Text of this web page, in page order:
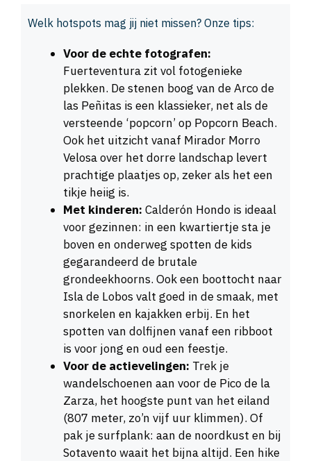
Welk hotspots mag jij niet missen? Onze tips:
Voor de echte fotografen:
Fuerteventura zit vol fotogenieke
plekken. De stenen boog van de Arco de
las Peñitas is een klassieker, net als de
versteende ‘popcorn’ op Popcorn Beach.
Ook het uitzicht vanaf Mirador Morro
Velosa over het dorre landschap levert
prachtige plaatjes op, zeker als het een
tikje heiig is.
Met kinderen: Calderón Hondo is ideaal
voor gezinnen: in een kwartiertje sta je
boven en onderweg spotten de kids
gegarandeerd de brutale
grondeekhoorns. Ook een boottocht naar
Isla de Lobos valt goed in de smaak, met
snorkelen en kajakken erbij. En het
spotten van dolfijnen vanaf een ribboot
is voor jong en oud een feestje.
Voor de actievelingen: Trek je
wandelschoenen aan voor de Pico de la
Zarza, het hoogste punt van het eiland
(807 meter, zo’n vijf uur klimmen). Of
pak je surfplank: aan de noordkust en bij
Sotavento waait het bijna altijd. Een hike